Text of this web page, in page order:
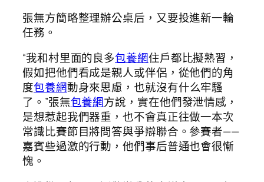
張無方簡略整理辦公桌后，又要投進新一輪
任務。
“我和村里面的良多包養網住戶都比擬熟習，
假如把他們看成是親人或伴侶，從他們的角
度包養網動身來思慮，也就沒有什么牢騷
了。”張無包養網方說，實在他們發泄情感，
是想惹起我們器重，也不會真正往做一本次
常識比賽節目將問答與爭辯聯合。參賽者——
嘉賓些過激的行動，他們事后普通也會很慚
愧。